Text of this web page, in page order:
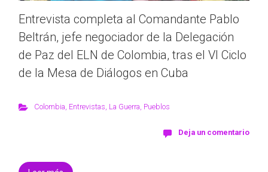
Entrevista completa al Comandante Pablo
Beltrán, jefe negociador de la Delegación
de Paz del ELN de Colombia, tras el VI Ciclo
de la Mesa de Diálogos en Cuba
Colombia Entrevistas La Guerra Pueblos
Deja un comentario